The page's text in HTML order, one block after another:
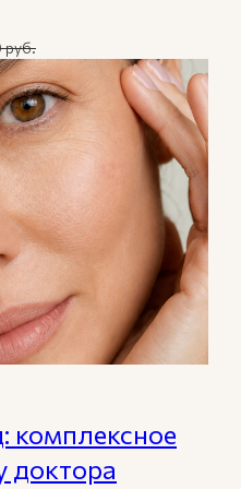
руб.
комплексное
доктора